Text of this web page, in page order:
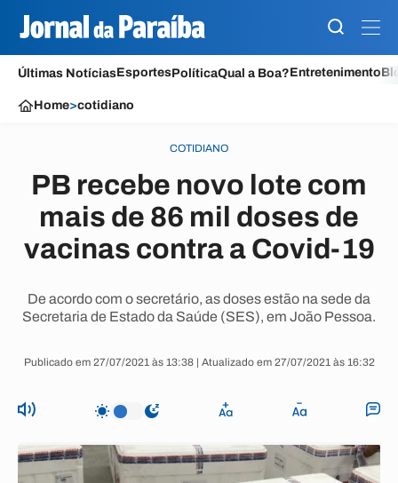
Últimas NotíciasEsportesPolíticaQual a Boa?Entretenimento
Home>cotidiano
COTIDIANO
PB recebe novo lote com
mais de 86 mil doses de
vacinas contra a Covid-19
De acordo com o secretário, as doses estão na sede da
Secretaria de Estado da Saúde (SES), em João Pessoa.
Publicado em 27/07/2021 às 13:38 | Atualizado em 27/07/2021 às 16:32